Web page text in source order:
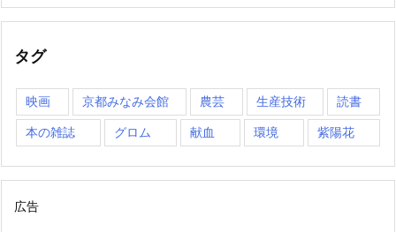
タグ
映画 京都みなみ会館 農芸 生産技術 読書
本の雑誌 グロム 献血 環境 紫陽花
広告